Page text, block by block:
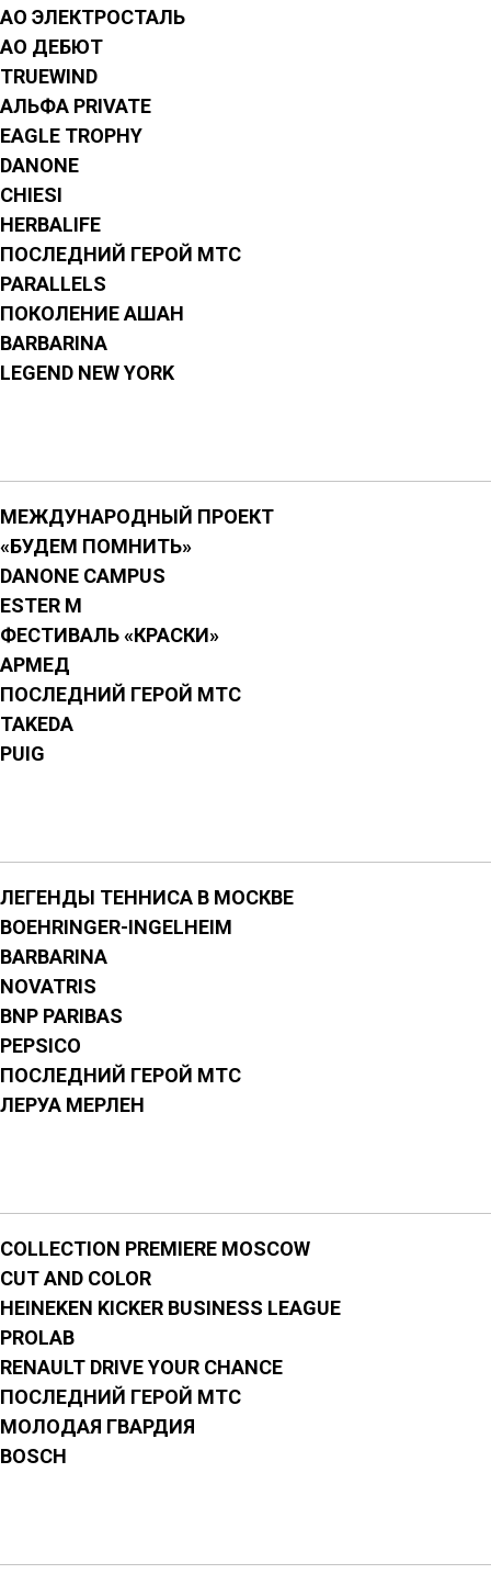
АО ЭЛЕКТРОСТАЛЬ
АО ДЕБЮТ
TRUEWIND
АЛЬФА PRIVATE
EAGLE TROPHY
DANONE
СHIESI
HERBALIFE
ПОСЛЕДНИЙ ГЕРОЙ МТС
PARALLELS
ПОКОЛЕНИЕ АШАН
BARBARINA
LEGEND NEW YORK
МЕЖДУНАРОДНЫЙ ПРОЕКТ
«БУДЕМ ПОМНИТЬ»
DANONE CAMPUS
ESTER M
ФЕСТИВАЛЬ «КРАСКИ»
АРМЕД
ПОСЛЕДНИЙ ГЕРОЙ МТС
TAKEDA
PUIG
ЛЕГЕНДЫ ТЕННИСА В МОСКВЕ
BOEHRINGER-INGELHEIM
BARBARINA
NOVATRIS
BNP PARIBAS
PEPSICO
ПОСЛЕДНИЙ ГЕРОЙ МТС
ЛЕРУА МЕРЛЕН
COLLECTION PREMIERE MOSCOW
CUT AND COLOR
HEINEKEN KICKER BUSINESS LEAGUE
PROLAB
RENAULT DRIVE YOUR CHANCE
ПОСЛЕДНИЙ ГЕРОЙ МТС
МОЛОДАЯ ГВАРДИЯ
BOSCH